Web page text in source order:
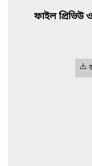
ফাইল প্রিভিউ